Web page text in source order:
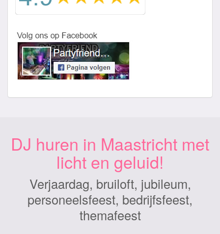
DJ huren in Maastricht met
licht en geluid!
Verjaardag, bruiloft, jubileum,
personeelsfeest, bedrijfsfeest,
themafeest